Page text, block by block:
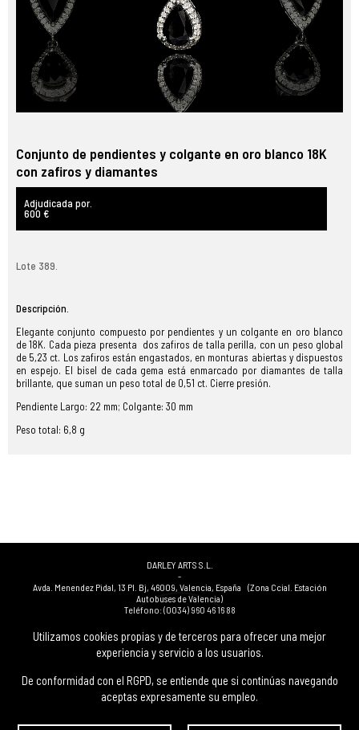
Utilizamos cookies propias y de terceros para ofrecer una mejor
experiencia y servicio a los usuarios.
De conformidad con el RGPD, se entiende que si continúas navegando
aceptas expresamente su empleo.
Conjunto de pendientes y colgante en oro blanco 18K
con zafiros y diamantes
Adjudicada por.
600 €
Lote 389.
Descripción.
Elegante conjunto compuesto por pendientes y un colgante en oro blanco
de 18K. Cada pieza presenta dos zafiros de talla perilla, con un peso global
de 5,23 ct. Los zafiros están engastados, en monturas abiertas y dispuestos
en espejo. El bisel de cada gema está enmarcado por diamantes de talla
brillante, que suman un peso total de 0,51 ct. Cierre presión.
Pendiente Largo: 22 mm; Colgante: 30 mm
Peso total: 6,8 g
DARLEY ARTS S.L.
-
Avda. Menendez Pidal, 13 Pl. Bj, 46009, Valencia, España (Zona Ccial. Estación
Autobuses de Valencia)
Teléfono:(0034) 960 46 16 88
(0034) 963 40 48 21
-
(0034) 669 53 68 89(solo WhatsApp)
info@subastasdarley.com